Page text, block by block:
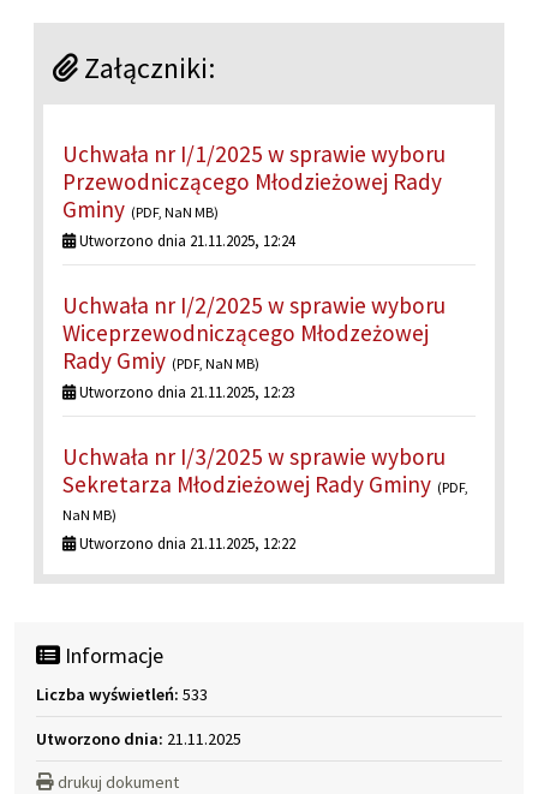
Załączniki:
Uchwała nr I/1/2025 w sprawie wyboru
Przewodniczącego Młodzieżowej Rady
Gminy (PDF, NaN MB)
Utworzono dnia 21.11.2025, 12:24
Uchwała nr I/2/2025 w sprawie wyboru
Wiceprzewodniczącego Młodzeżowej
Rady Gmiy (PDF, NaN MB)
Utworzono dnia 21.11.2025, 12:23
Uchwała nr I/3/2025 w sprawie wyboru
Sekretarza Młodzieżowej Rady Gminy (PDF,
NaN MB)
Utworzono dnia 21.11.2025, 12:22
Informacje
Liczba wyświetleń: 533
Utworzono dnia: 21.11.2025
drukuj dokument